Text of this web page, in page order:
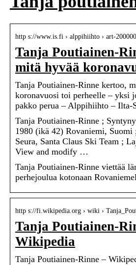
http s://www.is.fi › alppihiihto › art-
Tanja Poutiainen-
mitä hyvää
Tanja Poutiainen-Rinne kertoo,
koronavuosi toi perheelle – yksi
pakko perua – Alppihiihto – Ilta-
Tanja Poutiainen-Rinne ;
1980 (ikä 42) Rovaniemi, Suomi
Seura, Santa Claus Ski Team ;
View and modify …
Tanja Poutiainen-Rinne viettää
perhejoulua kotonaan
http s://fi.wikipedia.org › wiki ›
Tanja Poutiainen-
Wikipedia
Tanja Poutiainen-Rinne –